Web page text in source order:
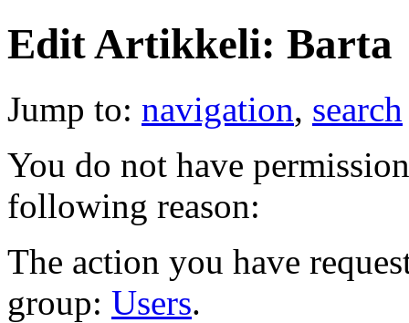
Edit Artikkeli: Barta
Jump to: navigation, search
You do not have
following reason:
The action you have
group: Users.